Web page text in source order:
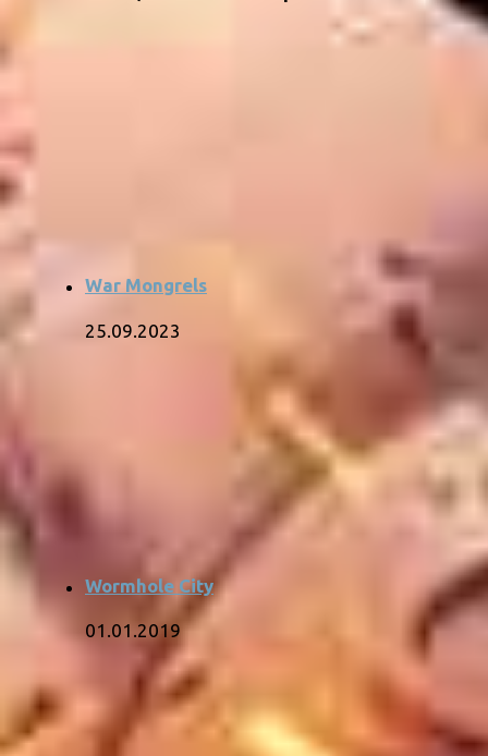
War Mongrels
25.09.2023
Wormhole City
01.01.2019